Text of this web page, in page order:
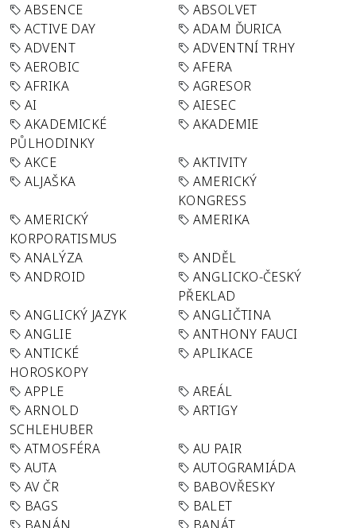
ABSENCE
ABSOLVET
ACTIVE DAY
ADAM ĎURICA
ADVENT
ADVENTNÍ TRHY
AEROBIC
AFERA
AFRIKA
AGRESOR
AI
AIESEC
AKADEMICKÉ
PŮLHODINKY
AKADEMIE
AKCE
AKTIVITY
ALJAŠKA
AMERICKÝ
KONGRESS
AMERICKÝ
KORPORATISMUS
AMERIKA
ANALÝZA
ANDĚL
ANDROID
ANGLICKO-ČESKÝ
PŘEKLAD
ANGLICKÝ JAZYK
ANGLIČTINA
ANGLIE
ANTHONY FAUCI
ANTICKÉ
HOROSKOPY
APLIKACE
APPLE
AREÁL
ARNOLD
SCHLEHUBER
ARTIGY
ATMOSFÉRA
AU PAIR
AUTA
AUTOGRAMIÁDA
AV ČR
BABOVŘESKY
BAGS
BALET